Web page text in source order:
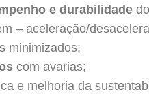
e durabilidade
– aceleração/
minimizados;
com avarias;
e melhoria da